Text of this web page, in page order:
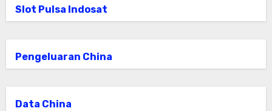
Slot Pulsa Indosat
Pengeluaran China
Data China